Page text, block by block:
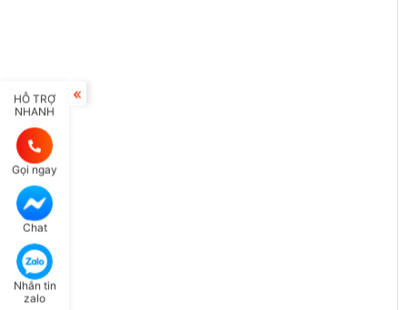
HỖ TRỢ
NHANH
Gọi ngay
Chat
Nhắn tin
zalo